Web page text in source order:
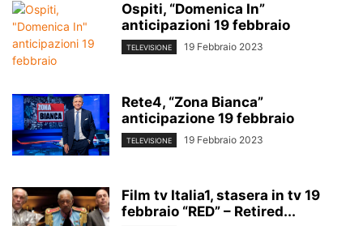
Ospiti, “Domenica In”
anticipazioni 19 febbraio
TELEVISIONE 19 Febbraio 2023
Rete4, “Zona Bianca”
anticipazione 19 febbraio
TELEVISIONE 19 Febbraio 2023
Film tv Italia1, stasera in tv 19
febbraio “RED” – Retired...